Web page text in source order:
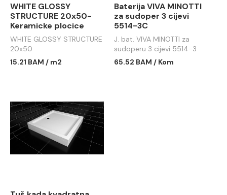
WHITE GLOSSY
STRUCTURE 20x50-
Keramicke plocice
WHITE GLOSSY STRUCTURE
20x50
15.21 BAM / m2
Baterija VIVA MINOTTI
za sudoper 3 cijevi
5514-3C
J. bat. VIVA MINOTTI za
sudoperu 3 cijevi 5514-3
65.52 BAM / Kom